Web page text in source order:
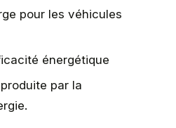
pour les véhicules
énergétique
par la